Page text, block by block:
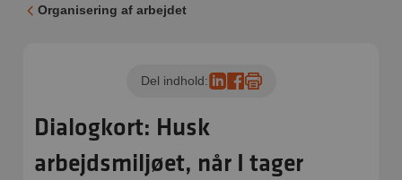
Organisering af arbejdet
Dialogkort: Husk
arbejdsmiljøet, når I tager
Del indhold: